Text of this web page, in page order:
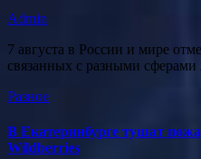
Admin
7 августа в России и мире отмечают множество праздников,
связанных с разными
Разное
В Екатеринбурге тушат
Wildberries